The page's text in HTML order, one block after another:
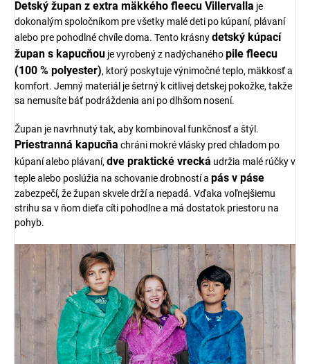
Detský župan z extra mäkkého fleecu Villervalla je
dokonalým spoločníkom pre všetky malé deti po kúpaní, plávaní
alebo pre pohodlné chvíle doma. Tento krásnydetský kúpací
župan s kapucňou je vyrobený z nadýchanéhopile fleecu
(100 % polyester), ktorý poskytuje výnimočné teplo, mäkkosť a
komfort. Jemný materiál je šetrný k citlivej detskej pokožke, takže
sa nemusíte báť podráždenia ani po dlhšom nosení.
Župan je navrhnutý tak, aby kombinoval funkčnosť a štýl.
Priestranná kapucňa chráni mokré vlásky pred chladom po
kúpaní alebo plávaní, dve praktické vrecká udržia malé rúčky v
teple alebo poslúžia na schovanie drobností a pás v páse
zabezpečí, že župan skvele drží a nepadá. Vďaka voľnejšiemu
strihu sa v ňom dieťa cíti pohodlne a má dostatok priestoru na
pohyb.